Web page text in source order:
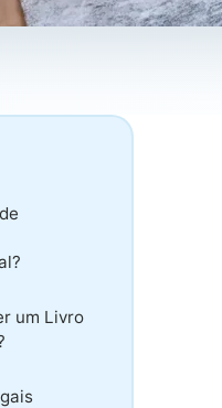
um Livro